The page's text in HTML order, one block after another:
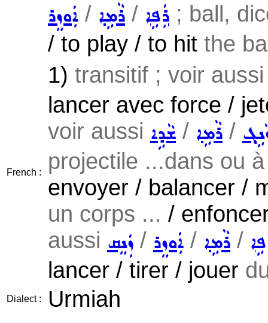
ܐܲܘܙܸܪ / ܪܵܡܹܐ / ܪܲܦܹܐ ; ball,
/ to play / to hit the
French :
1) transitif ; voir
lancer avec force /
voir aussi ܫܵܕܹܐ / ܪܵܡܹܐ /
projectile ...dans ou
envoyer / balancer /
un corps ... /
aussi ܙܲܢܸܩ / ܐܲܘܙܸܪ / ܪܵܡܹܐ /
lancer / tirer / jouer
Dialect : Urmiah